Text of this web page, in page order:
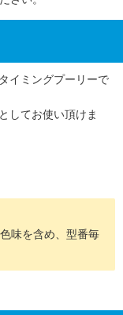
イミングプーリーで
してお使い頂けま
加工付きの完成プー
様々なニーズに対応
味を含め、型番毎